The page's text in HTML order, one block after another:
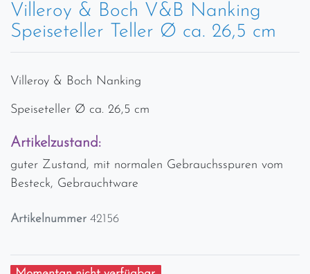
Villeroy & Boch V&B Nanking
Speiseteller Teller Ø ca. 26,5 cm
Villeroy & Boch Nanking
Speiseteller Ø ca. 26,5 cm
Artikelzustand:
guter Zustand, mit normalen Gebrauchsspuren vom
Besteck, Gebrauchtware
Artikelnummer 42156